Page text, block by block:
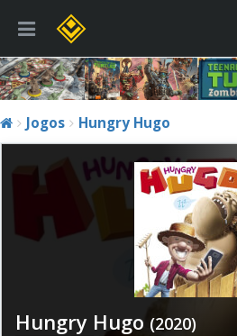
Jogos Hungry Hugo
Hungry Hugo (2020)